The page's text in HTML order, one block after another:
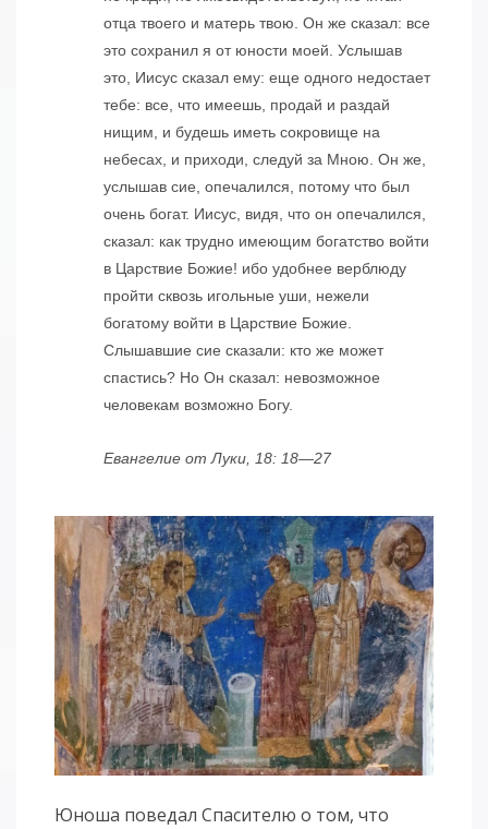
отца твоего и матерь твою. Он же сказал: все
это сохранил я от юности моей. Услышав
это, Иисус сказал ему: еще одного недостает
тебе: все, что имеешь, продай и раздай
нищим, и будешь иметь сокровище на
небесах, и приходи, следуй за Мною. Он же,
услышав сие, опечалился, потому что был
очень богат. Иисус, видя, что он опечалился,
сказал: как трудно имеющим богатство войти
в Царствие Божие! ибо удобнее верблюду
пройти сквозь игольные уши, нежели
богатому войти в Царствие Божие.
Слышавшие сие сказали: кто же может
спастись? Но Он сказал: невозможное
человекам возможно Богу.
Евангелие от Луки, 18: 18—27
Юноша поведал Спасителю о том, что